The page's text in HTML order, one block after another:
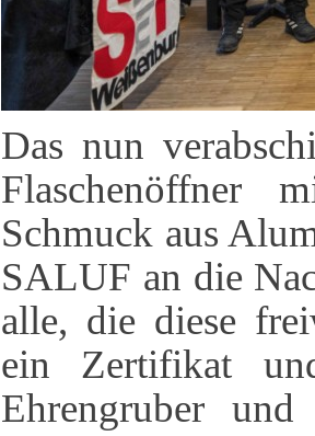
Das nun
Flaschenöffner
Schmuck aus
SALUF an die
alle, die diese
ein Zertifikat
Ehrengruber